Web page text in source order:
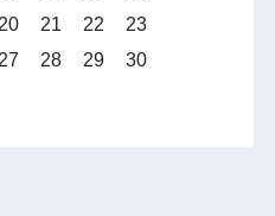
20 21 22
23
27 28 29
30